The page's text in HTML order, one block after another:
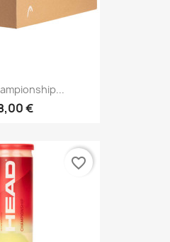
€
favorite_border